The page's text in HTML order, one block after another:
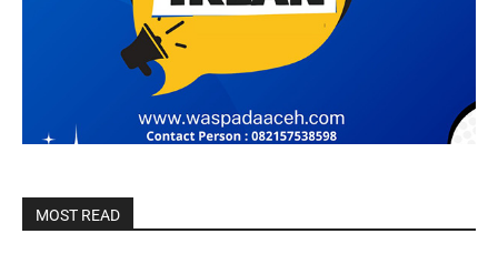
MOST READ